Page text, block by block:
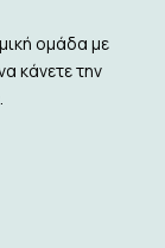
ομάδα με
κάνετε την